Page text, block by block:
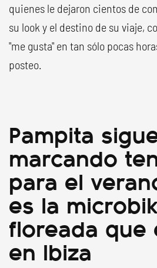
quienes le dejaron cientos de
su look y el destino de su viaje,
"me gusta" en tan sólo pocas
posteo.
Pampita
marcando
para el
es la
floreada que
en Ibiza